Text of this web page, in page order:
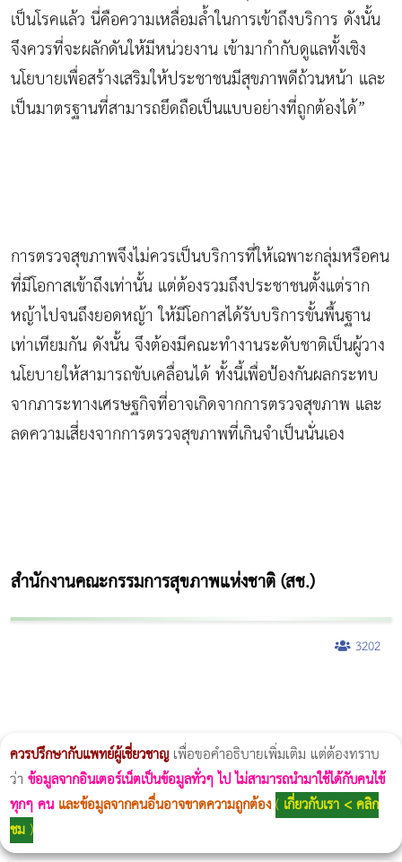
เป็นโรคแล้ว นี่คือความเหลื่อมล้ำในการเข้าถึงบริการ ดังนั้น
จึงควรที่จะผลักดันให้มีหน่วยงาน เข้ามากำกับดูแลทั้งเชิง
นโยบายเพื่อสร้างเสริมให้ประชาชนมีสุขภาพดีถ้วนหน้า และ
เป็นมาตรฐานที่สามารถยึดถือเป็นแบบอย่างที่ถูกต้องได้”
การตรวจสุขภาพจึงไม่ควรเป็นบริการที่ให้เฉพาะกลุ่มหรือคน
ที่มีโอกาสเข้าถึงเท่านั้น แต่ต้องรวมถึงประชาชนตั้งแต่ราก
หญ้าไปจนถึงยอดหญ้า ให้มีโอกาสได้รับบริการขั้นพื้นฐาน
เท่าเทียมกัน ดังนั้น จึงต้องมีคณะทำงานระดับชาติเป็นผู้วาง
นโยบายให้สามารถขับเคลื่อนได้ ทั้งนี้เพื่อป้องกันผลกระทบ
จากภาระทางเศรษฐกิจที่อาจเกิดจากการตรวจสุขภาพ และ
ลดความเสี่ยงจากการตรวจสุขภาพที่เกินจำเป็นนั่นเอง
สำนักงานคณะกรรมการสุขภาพแห่งชาติ (สช.)
3202
ควรปรึกษากับแพทย์ผู้เชี่ยวชาญเพื่อขอคำอธิบายเพิ่มเติม แต่ต้องทราบ
ว่า ข้อมูลจากอินเตอร์เน็ตเป็นข้อมูลทั่วๆ ไป ไม่สามารถนำมาใช้ได้กับคนไข้
ทุกๆ คน และข้อมูลจากคนอื่นอาจขาดความถูกต้อง( เกี่ยวกับเรา < คลิก
ชม)